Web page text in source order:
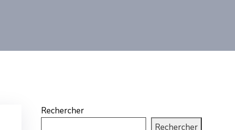
Rechercher
Rechercher